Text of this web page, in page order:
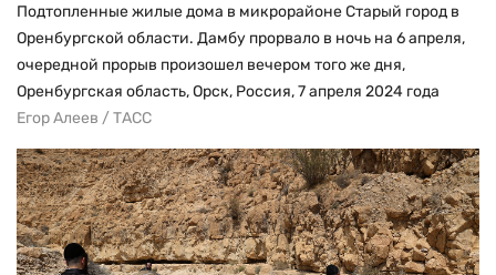
Подтопленные жилые дома в микрорайоне Старый город в
Оренбургской области. Дамбу прорвало в ночь на 6 апреля,
очередной прорыв произошел вечером того же дня,
Оренбургская область, Орск, Россия, 7 апреля 2024 года
Егор Алеев / ТАСС